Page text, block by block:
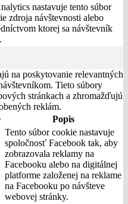
nastavuje tento súbor
zdroja návštevnosti alebo
ktorej sa návštevník
na poskytovanie relevantných
Tieto súbory
stránkach a zhromažďujú
reklám.
Popis
Tento súbor cookie nastavuje
spoločnosť Facebook tak, aby
zobrazovala reklamy na
Facebooku alebo na digitálnej
platforme založenej na reklame
na Facebooku po návšteve
webovej stránky.